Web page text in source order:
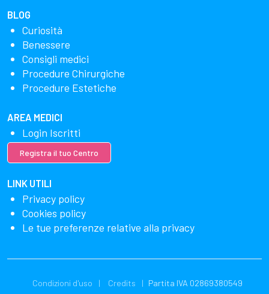
BLOG
Curiosità
Benessere
Consigli medici
Procedure Chirurgiche
Procedure Estetiche
AREA MEDICI
Login Iscritti
Registra il tuo Centro
LINK UTILI
Privacy policy
Cookies policy
Le tue preferenze relative alla privacy
Condizioni d'uso Credits Partita IVA 02869380549